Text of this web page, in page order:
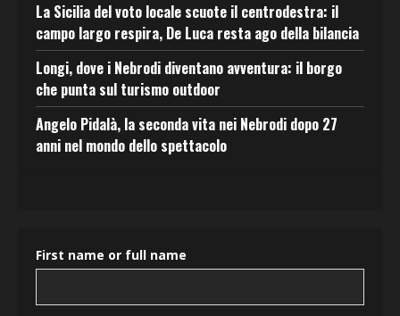
La Sicilia del voto locale scuote il centrodestra: il
campo largo respira, De Luca resta ago della bilancia
Longi, dove i Nebrodi diventano avventura: il borgo
che punta sul turismo outdoor
Angelo Pidalà, la seconda vita nei Nebrodi dopo 27
anni nel mondo dello spettacolo
First name or full name